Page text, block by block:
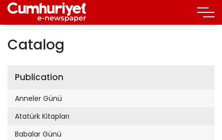
Catalog
Publication
Anneler Günü
Atatürk Kitapları
Babalar Günü